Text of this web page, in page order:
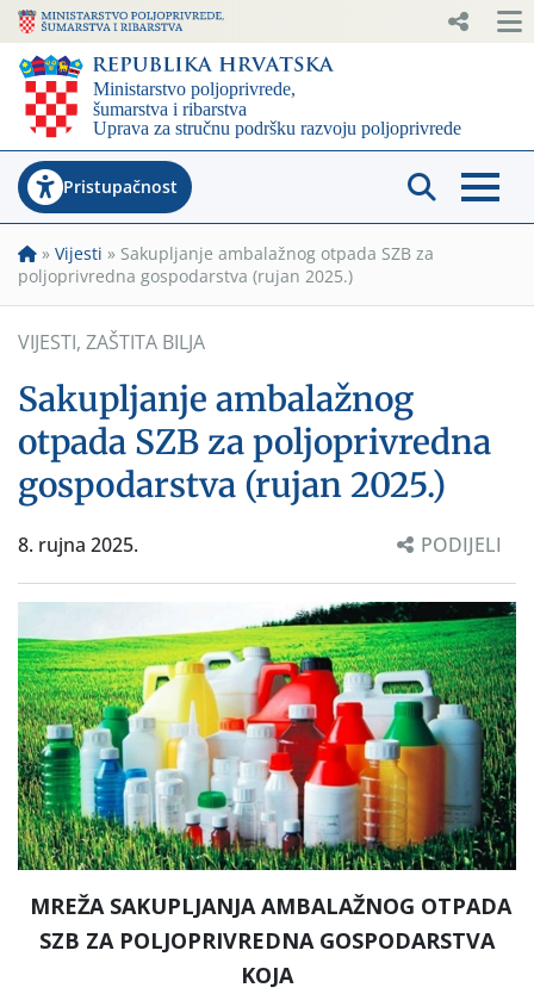
Pristupačnost
» Vijesti » Sakupljanje ambalažnog otpada SZB za
poljoprivredna gospodarstva (rujan 2025.)
VIJESTI, ZAŠTITA BILJA
Sakupljanje ambalažnog
otpada SZB za poljoprivredna
gospodarstva (rujan 2025.)
8. rujna 2025. PODIJELI
MREŽA SAKUPLJANJA AMBALAŽNOG OTPADA
SZB ZA POLJOPRIVREDNA GOSPODARSTVA
KOJA